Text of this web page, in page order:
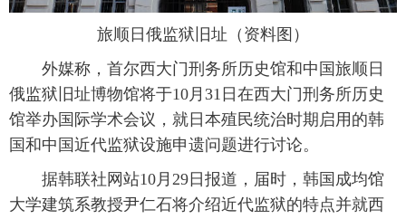
新华电视中文 新华电视英文 返回PC
旅顺日俄监狱旧址（资料图）
外媒称，首尔西大门刑务所历史馆和中国旅顺日
俄监狱旧址博物馆将于10月31日在西大门刑务所历史
馆举办国际学术会议，就日本殖民统治时期启用的韩
国和中国近代监狱设施申遗问题进行讨论。
据韩联社网站10月29日报道，届时，韩国成均馆
大学建筑系教授尹仁石将介绍近代监狱的特点并就西